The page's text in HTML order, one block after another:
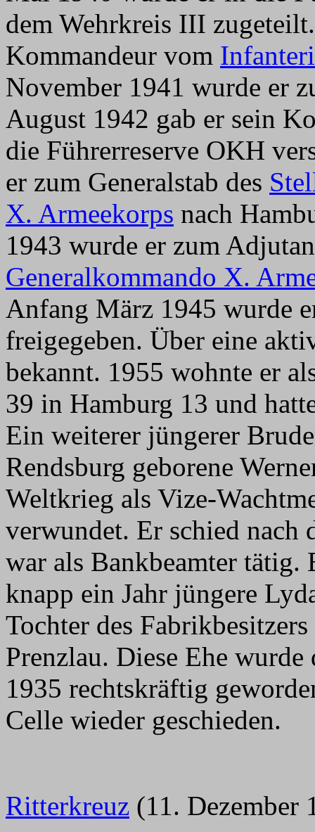
dem Wehrkreis III
Kommandeur vom
November 1941 wurde er
August 1942 gab er sein
die Führerreserve OKH
er zum Generalstab des
X. Armeekorps nach
1943 wurde er zum
Generalkommando X.
Anfang März 1945 wurde
freigegeben. Über eine
bekannt. 1955 wohnte er
39 in Hamburg 13 und
Ein weiterer jüngerer
Rendsburg geborene
Weltkrieg als Vize-
verwundet. Er schied nach
war als Bankbeamter
knapp ein Jahr jüngere
Tochter des
Prenzlau. Diese Ehe
1935 rechtskräftig
Celle wieder geschieden.
Ritterkreuz (11. Dezember